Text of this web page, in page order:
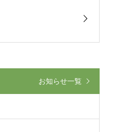
お知らせ一覧